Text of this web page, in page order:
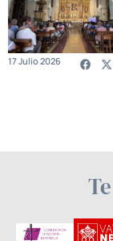
17 Julio 2026